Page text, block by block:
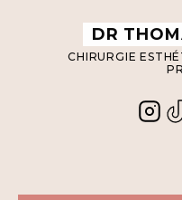
DR
CHIRURGIE